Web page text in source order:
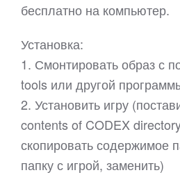
бесплатно на компьютер.
Установка:
1. Смонтировать образ с
tools или другой
2. Установить игру
contents of CODEX
скопировать содержимое
папку с игрой, заменить)